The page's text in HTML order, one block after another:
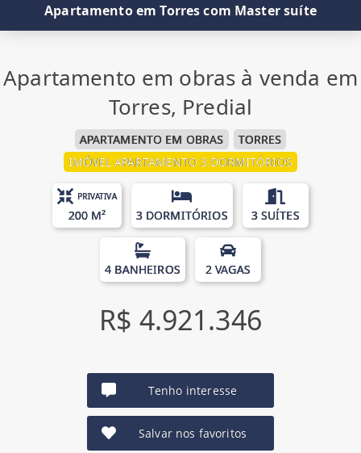
Apartamento em Torres com Master suíte
Apartamento em obras à venda em
Torres, Predial
APARTAMENTO EM OBRAS
TORRES
IMÓVEL APARTAMENTO 3 DORMITÓRIOS
PRIVATIVA
200 M² 3 DORMITÓRIOS 3 SUÍTES
4 BANHEIROS 2 VAGAS
R$ 4.921.346
Tenho interesse
Salvar nos favoritos